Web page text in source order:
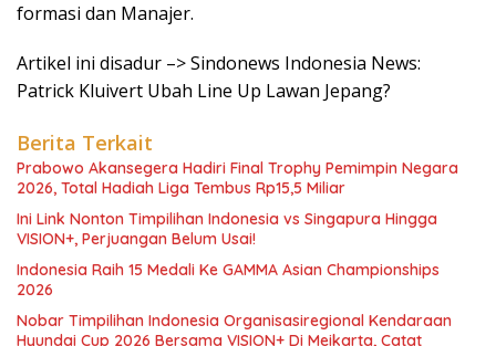
formasi dan Manajer.
Artikel ini disadur –> Sindonews Indonesia News:
Patrick Kluivert Ubah Line Up Lawan Jepang?
Berita Terkait
Prabowo Akansegera Hadiri Final Trophy Pemimpin Negara
2026, Total Hadiah Liga Tembus Rp15,5 Miliar
Ini Link Nonton Timpilihan Indonesia vs Singapura Hingga
VISION+, Perjuangan Belum Usai!
Indonesia Raih 15 Medali Ke GAMMA Asian Championships
2026
Nobar Timpilihan Indonesia Organisasiregional Kendaraan
Hyundai Cup 2026 Bersama VISION+ Di Meikarta, Catat